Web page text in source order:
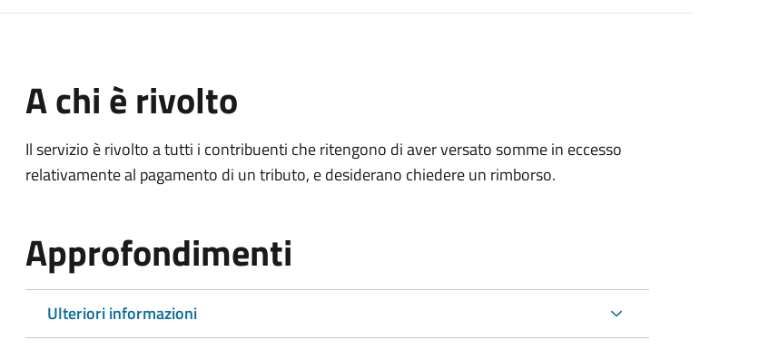
A chi è rivolto
Il servizio è rivolto a tutti i contribuenti che ritengono di aver versato somme in eccesso
relativamente al pagamento di un tributo, e desiderano chiedere un rimborso.
Approfondimenti
Ulteriori informazioni